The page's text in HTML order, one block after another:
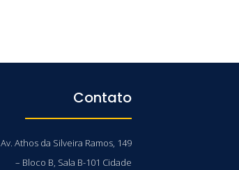
Contato
Av. Athos da Silveira Ramos, 149
– Bloco B, Sala B-101 Cidade